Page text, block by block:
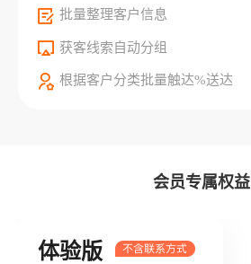
批量整理客户信息
获客线索自动分组
根据客户分类批量触达%送达
会员专属权益
体验版